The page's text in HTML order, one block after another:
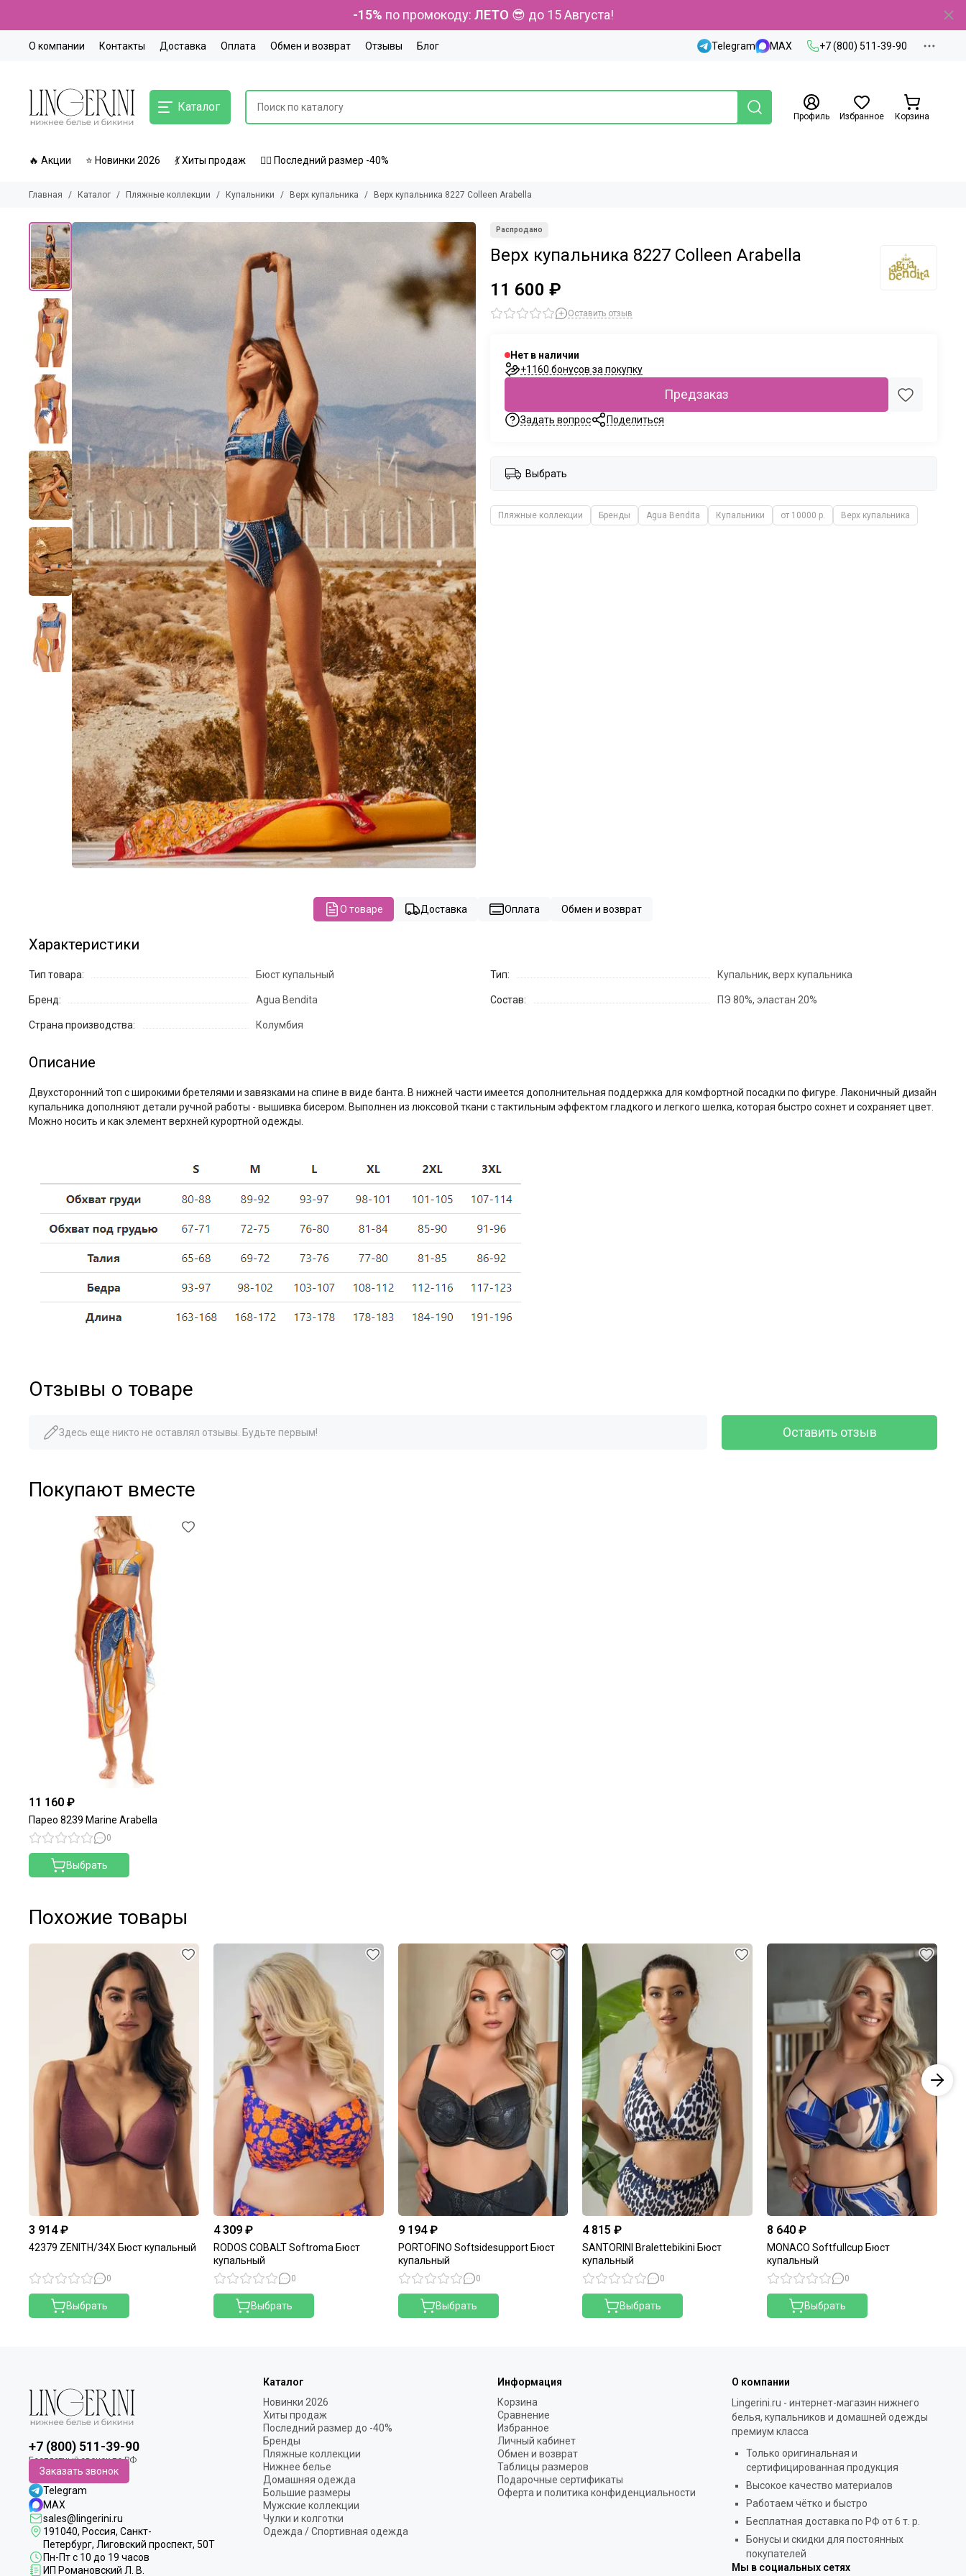
-15% по промокоду: ЛЕТО 😎 до 15 Августа!
О компании Контакты Доставка Оплата Обмен и возврат Отзывы Блог Telegram MAX +7 (800) 511-39-90
Каталог
Профиль Избранное Корзина
🔥 Акции ⭐ Новинки 2026 💃 Хиты продаж 🏃‍♀️ Последний размер -40%
Главная Каталог Пляжные коллекции Купальники Верх купальника Верх купальника 8227 Colleen Arabella
Верх купальника 8227 Colleen Arabella
11 600 ₽
Оставить отзыв
Нет в наличии
+1160 бонусов за покупку
Предзаказ
Задать вопрос Поделиться
Выбрать
Пляжные коллекции Бренды Agua Bendita Купальники от 10000 р. Верх купальника
О товаре Доставка Оплата Обмен и возврат
Характеристики
Тип товара: Бюст купальный
Бренд: Agua Bendita
Страна производства: Колумбия
Тип: Купальник, верх купальника
Состав: ПЭ 80%, эластан 20%
Описание
Двухсторонний топ с широкими бретелями и завязками на спине в виде банта. В нижней части имеется дополнительная поддержка для комфортной посадки по фигуре. Лаконичный дизайн
купальника дополняют детали ручной работы - вышивка бисером. Выполнен из люксовой ткани с тактильным эффектом гладкого и легкого шелка, которая быстро сохнет и сохраняет цвет.
Можно носить и как элемент верхней курортной одежды.
Отзывы о товаре
Здесь еще никто не оставлял отзывы. Будьте первым! Оставить отзыв
Покупают вместе
11 160 ₽
Парео 8239 Marine Arabella
0
Выбрать
Похожие товары
3 914 ₽
42379 ZENITH/34X Бюст купальный
0
Выбрать
4 309 ₽
RODOS COBALT Softroma Бюст
купальный
0
Выбрать
9 194 ₽
PORTOFINO Softsidesupport Бюст
купальный
0
Выбрать
4 815 ₽
SANTORINI Bralettebikini Бюст
купальный
0
Выбрать
8 640 ₽
MONACO Softfullcup Бюст
купальный
0
Выбрать
+7 (800) 511-39-90
Заказать звонок
Telegram
MAX
sales@lingerini.ru
191040, Россия, Санкт-
Петербург, Лиговский проспект, 50Т
Пн-Пт с 10 до 19 часов
ИП Романовский Л. В.
Каталог
Новинки 2026
Хиты продаж
Последний размер до -40%
Бренды
Пляжные коллекции
Нижнее белье
Домашняя одежда
Большие размеры
Мужские коллекции
Чулки и колготки
Одежда / Спортивная одежда
Информация
Корзина
Сравнение
Избранное
Личный кабинет
Обмен и возврат
Таблицы размеров
Подарочные сертификаты
Оферта и политика конфиденциальности
О компании
Lingerini.ru - интернет-магазин нижнего
белья, купальников и домашней одежды
премиум класса
Только оригинальная и
сертифицированная продукция
Высокое качество материалов
Работаем чётко и быстро
Бесплатная доставка по РФ от 6 т. р.
Бонусы и скидки для постоянных
покупателей
Мы в социальных сетях